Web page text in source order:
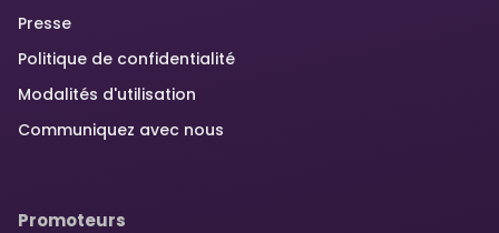
Presse
Politique de confidentialité
Modalités d'utilisation
Communiquez avec nous
Promoteurs